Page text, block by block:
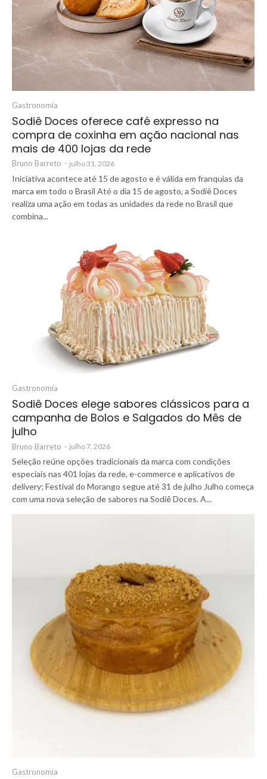
Gastronomia
Sodiê Doces oferece café expresso na
compra de coxinha em ação nacional nas
mais de 400 lojas da rede
Bruno Barreto - julho 31, 2026
Iniciativa acontece até 15 de agosto e é válida em franquias da
marca em todo o Brasil Até o dia 15 de agosto, a Sodiê Doces
realiza uma ação em todas as unidades da rede no Brasil que
combina...
Gastronomia
Sodiê Doces elege sabores clássicos para a
campanha de Bolos e Salgados do Mês de
julho
Bruno Barreto - julho 7, 2026
Seleção reúne opções tradicionais da marca com condições
especiais nas 401 lojas da rede, e-commerce e aplicativos de
delivery; Festival do Morango segue até 31 de julho Julho começa
com uma nova seleção de sabores na Sodiê Doces. A...
Gastronomia